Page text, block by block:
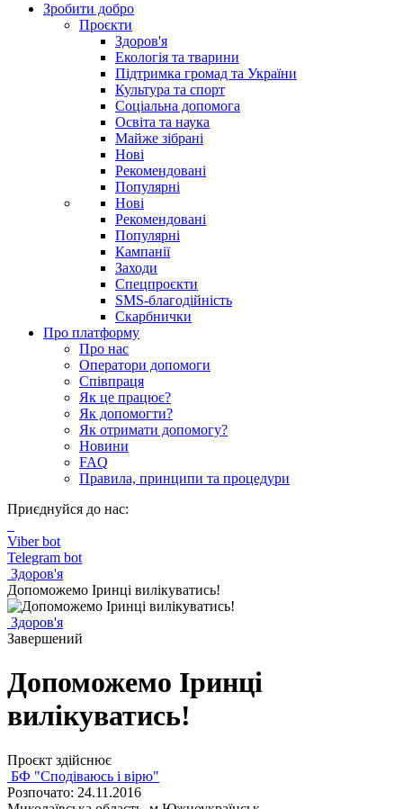
Зробити добро
Проєкти
Здоров'я
Екологія та тварини
Підтримка громад та України
Культура та спорт
Соціальна допомога
Освіта та наука
Майже зібрані
Нові
Рекомендовані
Популярні
Нові
Рекомендовані
Популярні
Кампанії
Заходи
Спецпроєкти
SMS-благодійність
Скарбнички
Про платформу
Про нас
Оператори допомоги
Співпраця
Як це працює?
Як допомогти?
Як отримати допомогу?
Новини
FAQ
Правила, принципи та процедури
Приєднуйся до нас:
Viber bot
Telegram bot
Здоров'я
Допоможемо Іринці вилікуватись!
Здоров'я
Завершений
Допоможемо Іринці
вилікуватись!
Проєкт здійснює
БФ "Сподіваюсь і вірю"
Розпочато: 24.11.2016